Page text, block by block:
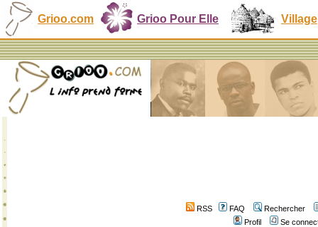
Grioo.com Grioo Pour Elle Village
RSS FAQ
Rechercher
Profil
Se